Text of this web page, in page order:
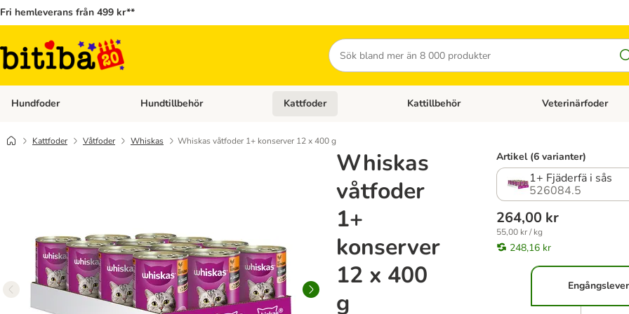
Fri hemleverans från 499 kr**
Sök
Hundfoder Open category menu: Hundfoder
Hundtillbehör Open category menu: Hundtillbehör
Kattfoder Open category menu: Kattfoder
Kattillbehör Open category menu:
Veterinärfoder
Kattfoder Våtfoder Whiskas Whiskas våtfoder 1+ konserver 12 x 400 g
Whiskas
våtfoder
1+
konserver
12 x 400
g
Artikel (6 varianter)
1+ Fjäderfä i sås
526084.5
264,00 kr
55,00 kr / kg
248,16 kr